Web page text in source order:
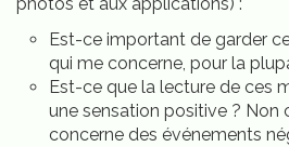
Est-ce important de garder
qui me concerne, pour la
Est-ce que la lecture de ces
une sensation positive ? Non
concerne des événements